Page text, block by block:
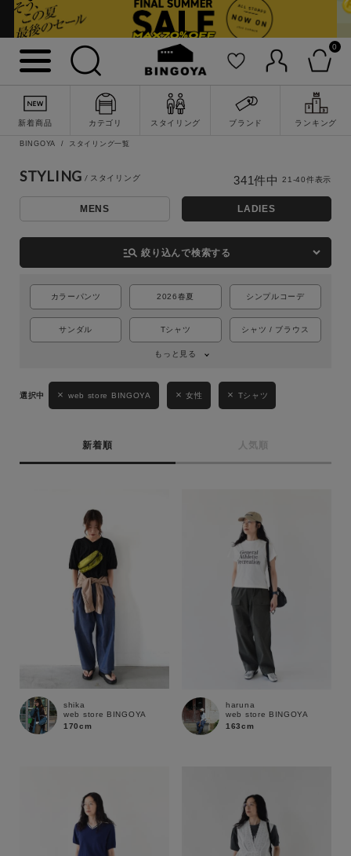
0
新着商品 カテゴリ スタイリング ブランド ランキング
詳細検索
BINGOYA スタイリング一覧
STYLING
MENS LADIES
manage_search 絞り込んで検索する
カラーパンツ 2026春夏 シンプルコーデ
サンダル Tシャツ シャツ / ブラウス
もっと見る
web store BINGOYA 女性 Tシャツ
新着順 人気順
341件中 21-40件表示
shika
web store BINGOYA
170cm
haruna
web store BINGOYA
163cm